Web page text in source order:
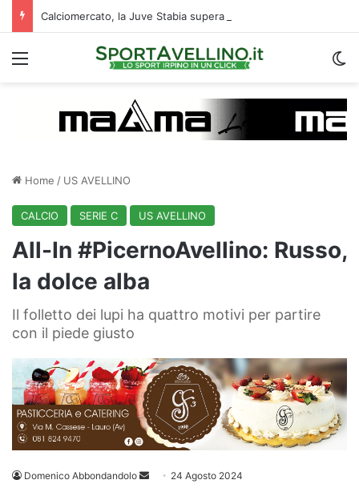
Menu
Home / US AVELLINO
CALCIO SERIE C US AVELLINO
All-In #PicernoAvellino: Russo,
la dolce alba
Il folletto dei lupi ha quattro motivi per partire
con il piede giusto
Domenico Abbondandolo
Invia 24 Agosto 2024